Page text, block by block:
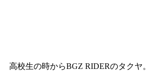
高校生の時からBGZ RIDERのタクヤ。